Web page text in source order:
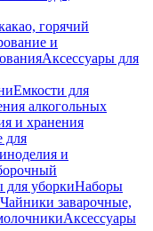
горячий
и
Аксессуары для
Емкости для
алкогольных
и хранения
для
и
для уборкиНаборы
Чайники заварочные,
Аксессуары